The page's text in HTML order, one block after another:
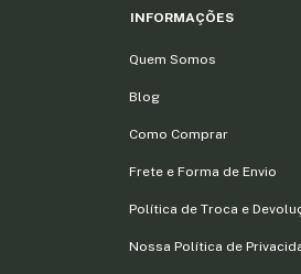
INFORMAÇÕES
Quem Somos
Blog
Como Comprar
Frete e Forma de Envio
Política de Troca e
Nossa Política de